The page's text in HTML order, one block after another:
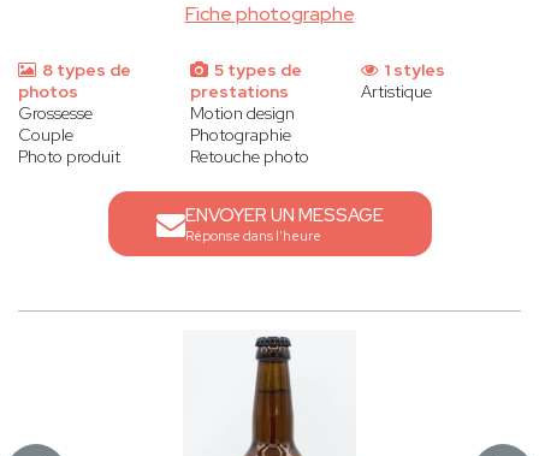
Fiche photographe
8 types de
photos
Grossesse
Couple
Photo produit
5 types de
prestations
Motion design
Photographie
Retouche photo
1 styles
Artistique
ENVOYER UN MESSAGE
Réponse dans l'heure